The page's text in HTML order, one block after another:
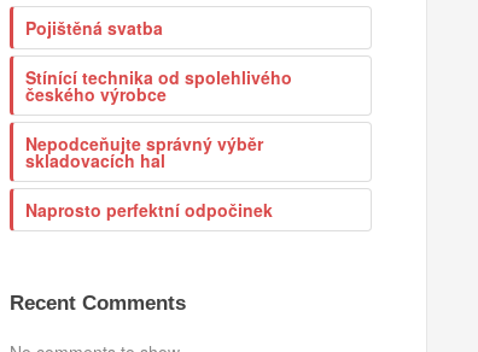
Pojištěná svatba
Stínící technika od spolehlivého
českého výrobce
Nepodceňujte správný výběr
skladovacích hal
Naprosto perfektní odpočinek
Recent Comments